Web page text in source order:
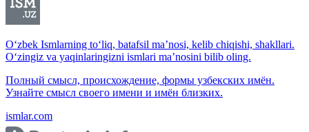
O‘zbek Ismlarning to‘liq, batafsil ma’nosi, kelib chiqishi, shakllari.
O‘zingiz va yaqinlaringizni ismlari ma’nosini bilib oling.
Полный смысл, происхождение, формы узбекских имён.
Узнайте смысл своего имени и имён близких.
ismlar.com